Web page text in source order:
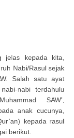
jelas kepada kita,
Nabi/Rasul sejak
Salah satu ayat
nabi terdahulu
SAW’,
anak cucunya,
kepada rasul
berikut: